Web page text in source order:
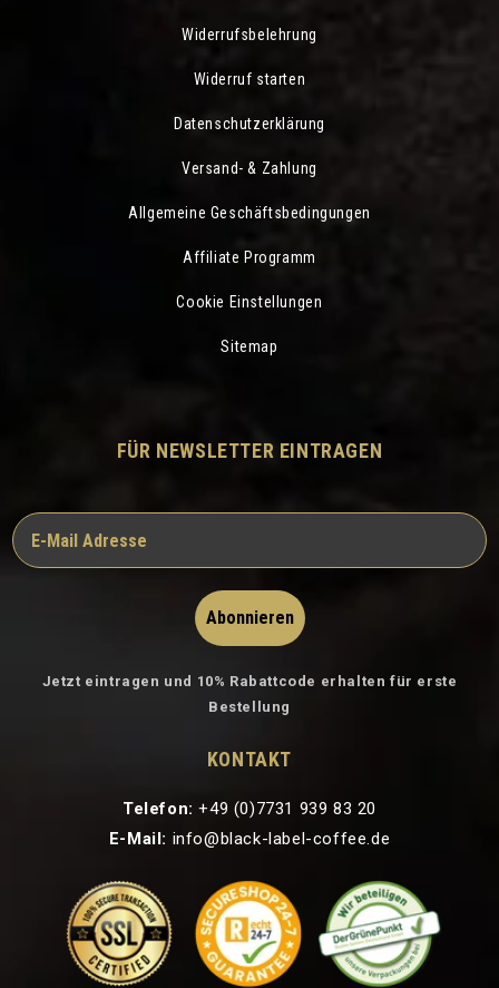
Widerrufsbelehrung
Widerruf starten
Datenschutzerklärung
Versand- & Zahlung
Allgemeine Geschäftsbedingungen
Affiliate Programm
Cookie Einstellungen
Sitemap
FÜR NEWSLETTER EINTRAGEN
Abonnieren
Jetzt eintragen und 10% Rabattcode erhalten für erste
Bestellung
KONTAKT
Telefon: +49 (0)7731 939 83 20
E-Mail: info@black-label-coffee.de